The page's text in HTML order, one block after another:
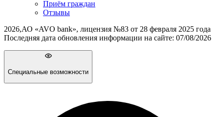
Приём граждан
Отзывы
2026,АО «AVO bank», лицензия №83 от 28 февраля 2025 года
Последняя дата обновления информации на сайте: 07/08/2026
Специальные возможности